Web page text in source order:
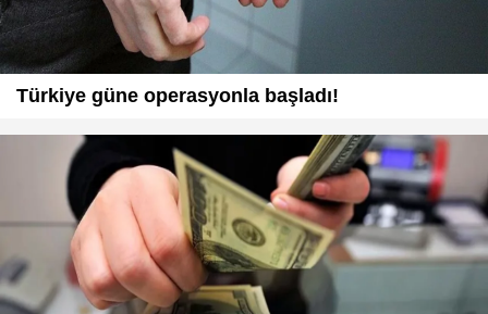
Türkiye güne operasyonla başladı!